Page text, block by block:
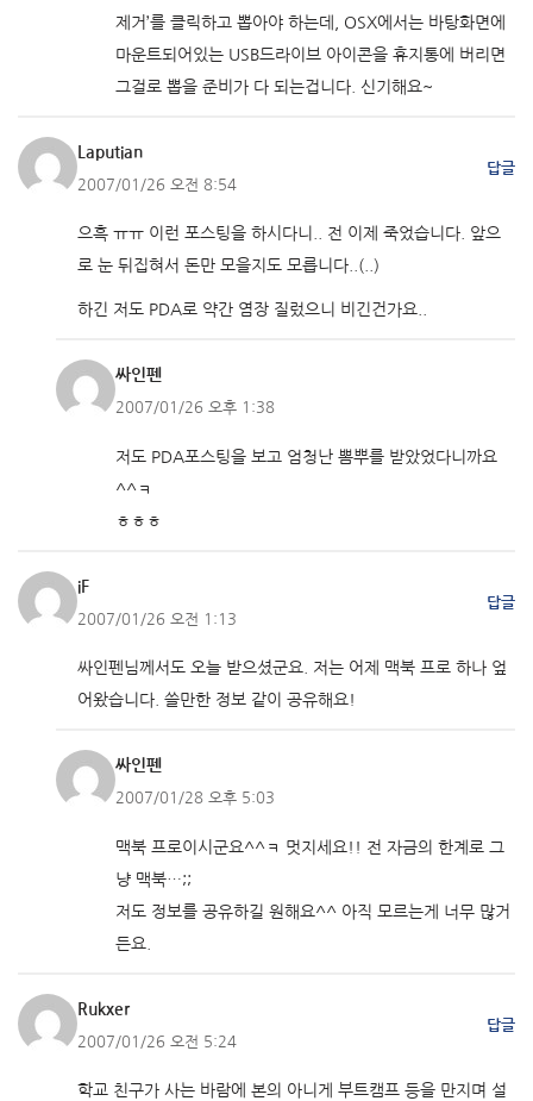
제거’를 클릭하고 뽑아야 하는데, OSX에서는 바탕화면에
마운트되어있는 USB드라이브 아이콘을 휴지통에 버리면
그걸로 뽑을 준비가 다 되는겁니다. 신기해요~
Laputian
2007/01/26 오전 8:54
답글
으흑 ㅠㅠ 이런 포스팅을 하시다니.. 전 이제 죽었습니다. 앞으
로 눈 뒤집혀서 돈만 모을지도 모릅니다..(..)
하긴 저도 PDA로 약간 염장 질렀으니 비긴건가요..
싸인펜
2007/01/26 오후 1:38
저도 PDA포스팅을 보고 엄청난 뽐뿌를 받았었다니까요
^^ㅋ
ㅎㅎㅎ
iF
2007/01/26 오전 1:13
답글
싸인펜님께서도 오늘 받으셨군요. 저는 어제 맥북 프로 하나 엎
어왔습니다. 쓸만한 정보 같이 공유해요!
싸인펜
2007/01/28 오후 5:03
맥북 프로이시군요^^ㅋ 멋지세요!! 전 자금의 한계로 그
냥 맥북…;;
저도 정보를 공유하길 원해요^^ 아직 모르는게 너무 많거
든요.
Rukxer
2007/01/26 오전 5:24
답글
학교 친구가 사는 바람에 본의 아니게 부트캠프 등을 만지며 설